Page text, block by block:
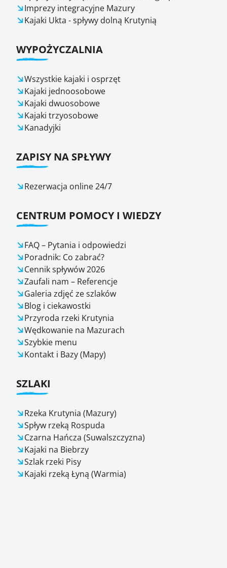
Imprezy integracyjne Mazury
Kajaki Ukta - spływy dolną Krutynią
WYPOŻYCZALNIA
Wszystkie kajaki i osprzęt
Kajaki jednoosobowe
Kajaki dwuosobowe
Kajaki trzyosobowe
Kanadyjki
ZAPISY NA SPŁYWY
Rezerwacja online 24/7
CENTRUM POMOCY I WIEDZY
FAQ – Pytania i odpowiedzi
Poradnik: Co zabrać?
Cennik spływów 2026
Zaufali nam – Referencje
Galeria zdjęć ze szlaków
Blog i ciekawostki
Przyroda rzeki Krutynia
Wędkowanie na Mazurach
Szybkie menu
Kontakt i Bazy (Mapy)
SZLAKI
Rzeka Krutynia (Mazury)
Spływ rzeką Rospuda
Czarna Hańcza (Suwalszczyzna)
Kajaki na Biebrzy
Szlak rzeki Pisy
Kajaki rzeką Łyną (Warmia)